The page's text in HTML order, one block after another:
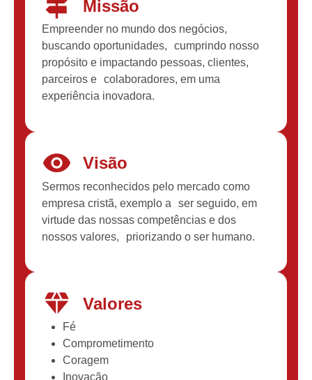
Missão
Empreender no mundo dos negócios,
buscando oportunidades, cumprindo nosso
propósito e impactando pessoas, clientes,
parceiros e colaboradores, em uma
experiência inovadora.
Visão
Sermos reconhecidos pelo mercado como
empresa cristã, exemplo a ser seguido, em
virtude das nossas competências e dos
nossos valores, priorizando o ser humano.
Valores
Fé
Comprometimento
Coragem
Inovação